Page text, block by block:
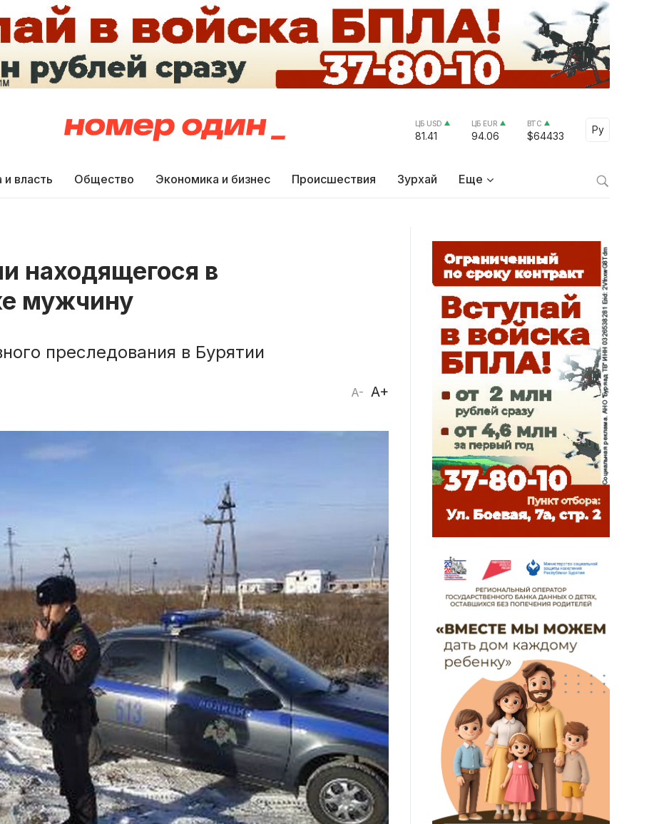
ЦБ USD
81.41
ЦБ EUR
94.06
BTC
$64433
Ру
Select
и власть Общество Экономика и бизнес Происшествия Зурхай Еще
находящегося в
мужчину
преследования в Бурятии
A- A+